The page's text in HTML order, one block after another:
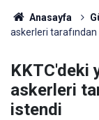
Anasayfa
askerleri
KKTC'deki
askerleri
istendi